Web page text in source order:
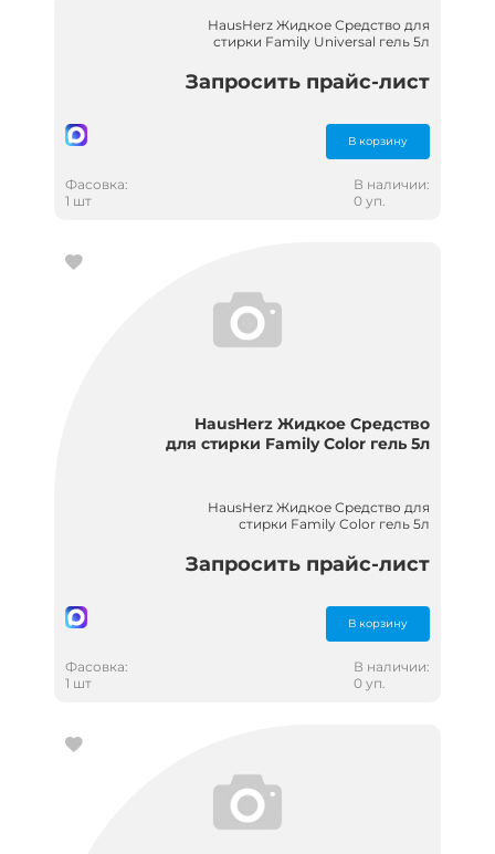
HausHerz Жидкое Средство для
стирки Family Universal гель 5л
Запросить прайс-лист
В корзину
Фасовка:
1 шт
В наличии:
0 уп.
HausHerz Жидкое Средство
для стирки Family Color гель 5л
HausHerz Жидкое Средство для
стирки Family Color гель 5л
Запросить прайс-лист
В корзину
Фасовка:
1 шт
В наличии:
0 уп.